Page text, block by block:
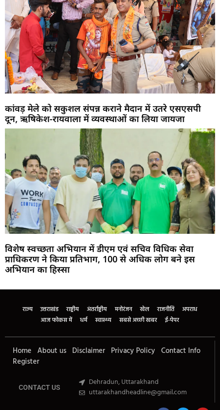
कांवड़ मेले को सकुशल संपन्न कराने मैदान में उतरे एसएसपी
दून, ऋषिकेश-रायवाला में व्यवस्थाओं का लिया जायजा
विशेष स्वच्छता अभियान में डीएम एवं सचिव विधिक सेवा
प्राधिकरण ने किया प्रतिभाग, 100 से अधिक लोग बने इस
अभियान का हिस्सा
राज्य उत्तराखंड राष्ट्रीय अंतर्राष्ट्रीय मनोरंजन खेल राजनीति
अपराध
आज फोकस में
धर्म स्वास्थ्य सबसे अच्छी खबर ई-पेपर
Home About us Disclaimer Privacy Policy Contact Info
Register
CONTACT US
Dehradun, Uttarakhand
uttarakhandheadline@gmail.com